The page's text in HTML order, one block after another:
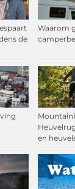
de
Waarom
en